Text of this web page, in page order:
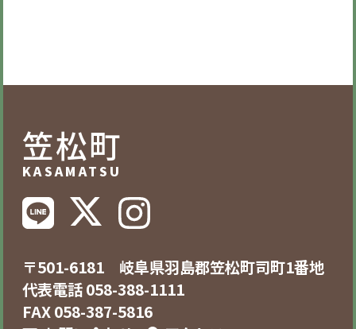
笠松町
KASAMATSU
〒501-6181 岐阜県羽島郡笠松町司町1番地
代表電話 058-388-1111
FAX 058-387-5816